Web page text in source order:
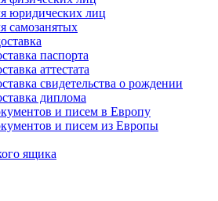
юридических лиц
самозанятых
паспорта
аттестата
свидетельства о рождении
диплома
и писем в Европу
и писем из Европы
ящика